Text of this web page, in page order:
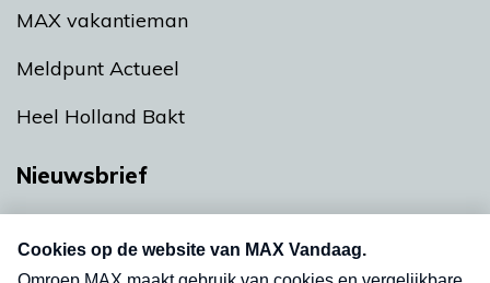
MAX vakantieman
Meldpunt Actueel
Heel Holland Bakt
Nieuwsbrief
nieuwsbrief. Elke vrijdag- en dinsdagochtend in
uw mailbox.